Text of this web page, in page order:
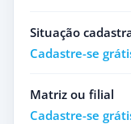
Situação
Cadastre-se
Matriz ou filial
Cadastre-se